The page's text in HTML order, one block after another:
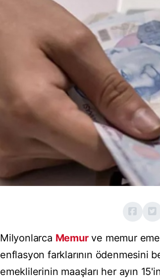
Milyonlarca Memurve memur
enflasyon farklarının ödenmesini
emeklilerinin maaşları her ayın